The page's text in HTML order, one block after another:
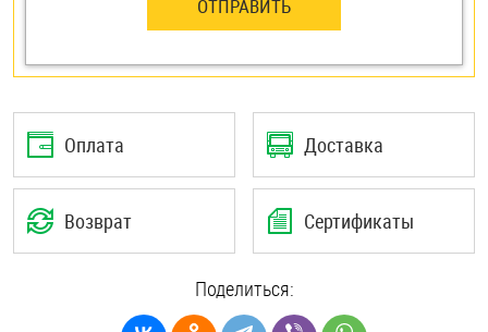
ОТПРАВИТЬ
Оплата Доставка
Возврат Сертификаты
Поделиться: